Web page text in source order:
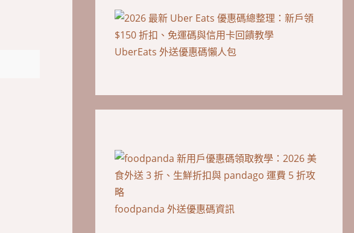
UberEats 外送優惠碼懶人包
foodpanda 外送優惠碼資訊